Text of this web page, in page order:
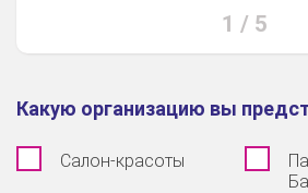
Какую организацию вы
Салон-красоты
1 / 5